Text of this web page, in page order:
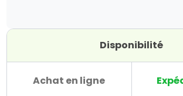
Disponibilité
Achat en ligne